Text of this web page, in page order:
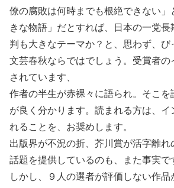
僚の腐敗は何時までも根絶できない」
きな物語」だとすれば、日本の一党
判も大きなテーマか？と、思わず、び
文芸春秋ならではでしょう。受賞者の
されています、
作者の半生が赤裸々に語られ。そこを
が良く分かります。読まれる方は、イ
れることを、お奨めします。
出版界が不況の折、芥川賞が活字離れ
話題を提供しているのも、また事実で
しかし、９人の選者が評価しない作品